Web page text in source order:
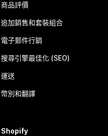
商品評價
追加銷售和套裝組合
電子郵件行銷
搜尋引擎最佳化 (SEO)
運送
幣別和翻譯
Shopify